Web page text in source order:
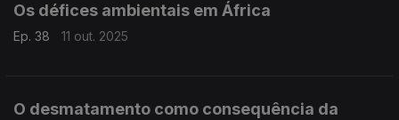
Os défices ambientais em África
Ep. 38 11 out. 2025
O desmatamento como consequência da